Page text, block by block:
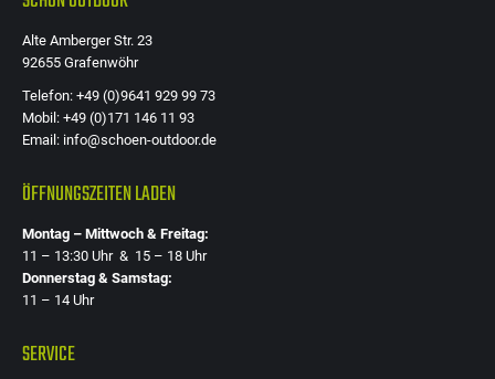
Alte Amberger Str. 23
92655 Grafenwöhr
Telefon: +49 (0)9641 929 99 73
Mobil: +49 (0)171 146 11 93
Email: info@schoen-outdoor.de
ÖFFNUNGSZEITEN LADEN
Montag – Mittwoch & Freitag:
11 – 13:30 Uhr & 15 – 18 Uhr
Donnerstag & Samstag:
11 – 14 Uhr
SERVICE